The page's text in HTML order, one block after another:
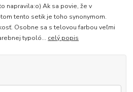
napravila:o) Ak sa povie, že v
tento setik je toho synonymom.
Osobne sa s telovou farbou veľmi
typoló... celý popis